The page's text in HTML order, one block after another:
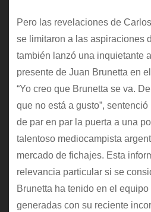
Pero las revelaciones de
se limitaron a las aspiraciones
también lanzó una inquietante
presente de Juan Brunetta en
“Yo creo que Brunetta se va.
que no está a gusto”,
de par en par la puerta a una
talentoso mediocampista
mercado de fichajes. Esta
relevancia particular si se
Brunetta ha tenido en el
generadas con su reciente